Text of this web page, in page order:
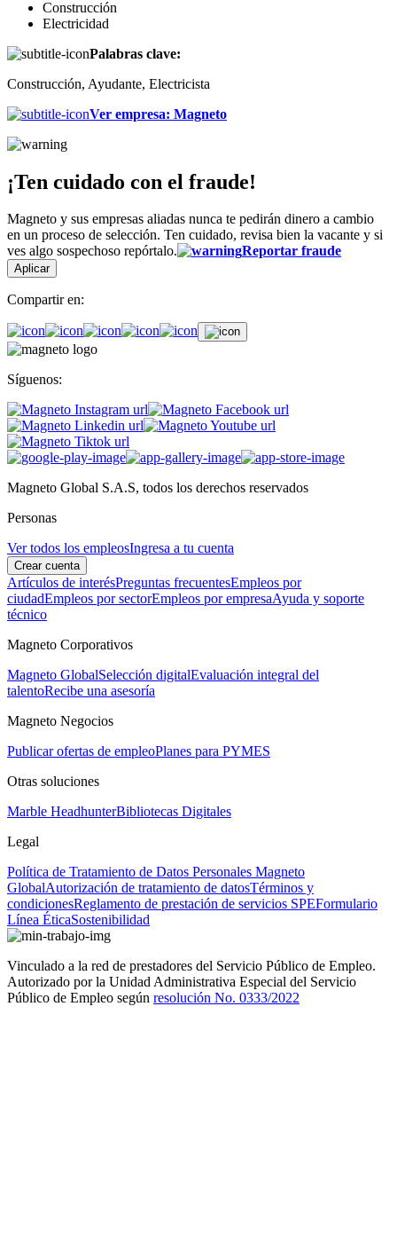
Construcción
Electricidad
Palabras clave:
Construcción, Ayudante, Electricista
Ver empresa: Magneto
¡Ten cuidado con el fraude!
Magneto y sus empresas aliadas nunca te pedirán dinero a cambio
en un proceso de selección. Ten cuidado, revisa bien la vacante y si
ves algo sospechoso repórtalo.
Reportar fraude
Aplicar
Compartir en:
Síguenos:
Magneto Global S.A.S, todos los derechos reservados
Personas
Ver todos los empleosIngresa a tu cuenta
Crear cuenta
Artículos de interésPreguntas frecuentesEmpleos por
ciudadEmpleos por sectorEmpleos por empresaAyuda y soporte
técnico
Magneto Corporativos
Magneto GlobalSelección digitalEvaluación integral del
talentoRecibe una asesoría
Magneto Negocios
Publicar ofertas de empleoPlanes para PYMES
Otras soluciones
Marble HeadhunterBibliotecas Digitales
Legal
Política de Tratamiento de Datos Personales Magneto
GlobalAutorización de tratamiento de datosTérminos y
condicionesReglamento de prestación de servicios SPEFormulario
Línea ÉticaSostenibilidad
Vinculado a la red de prestadores del Servicio Público de Empleo.
Autorizado por la Unidad Administrativa Especial del Servicio
Público de Empleo según resolución No. 0333/2022